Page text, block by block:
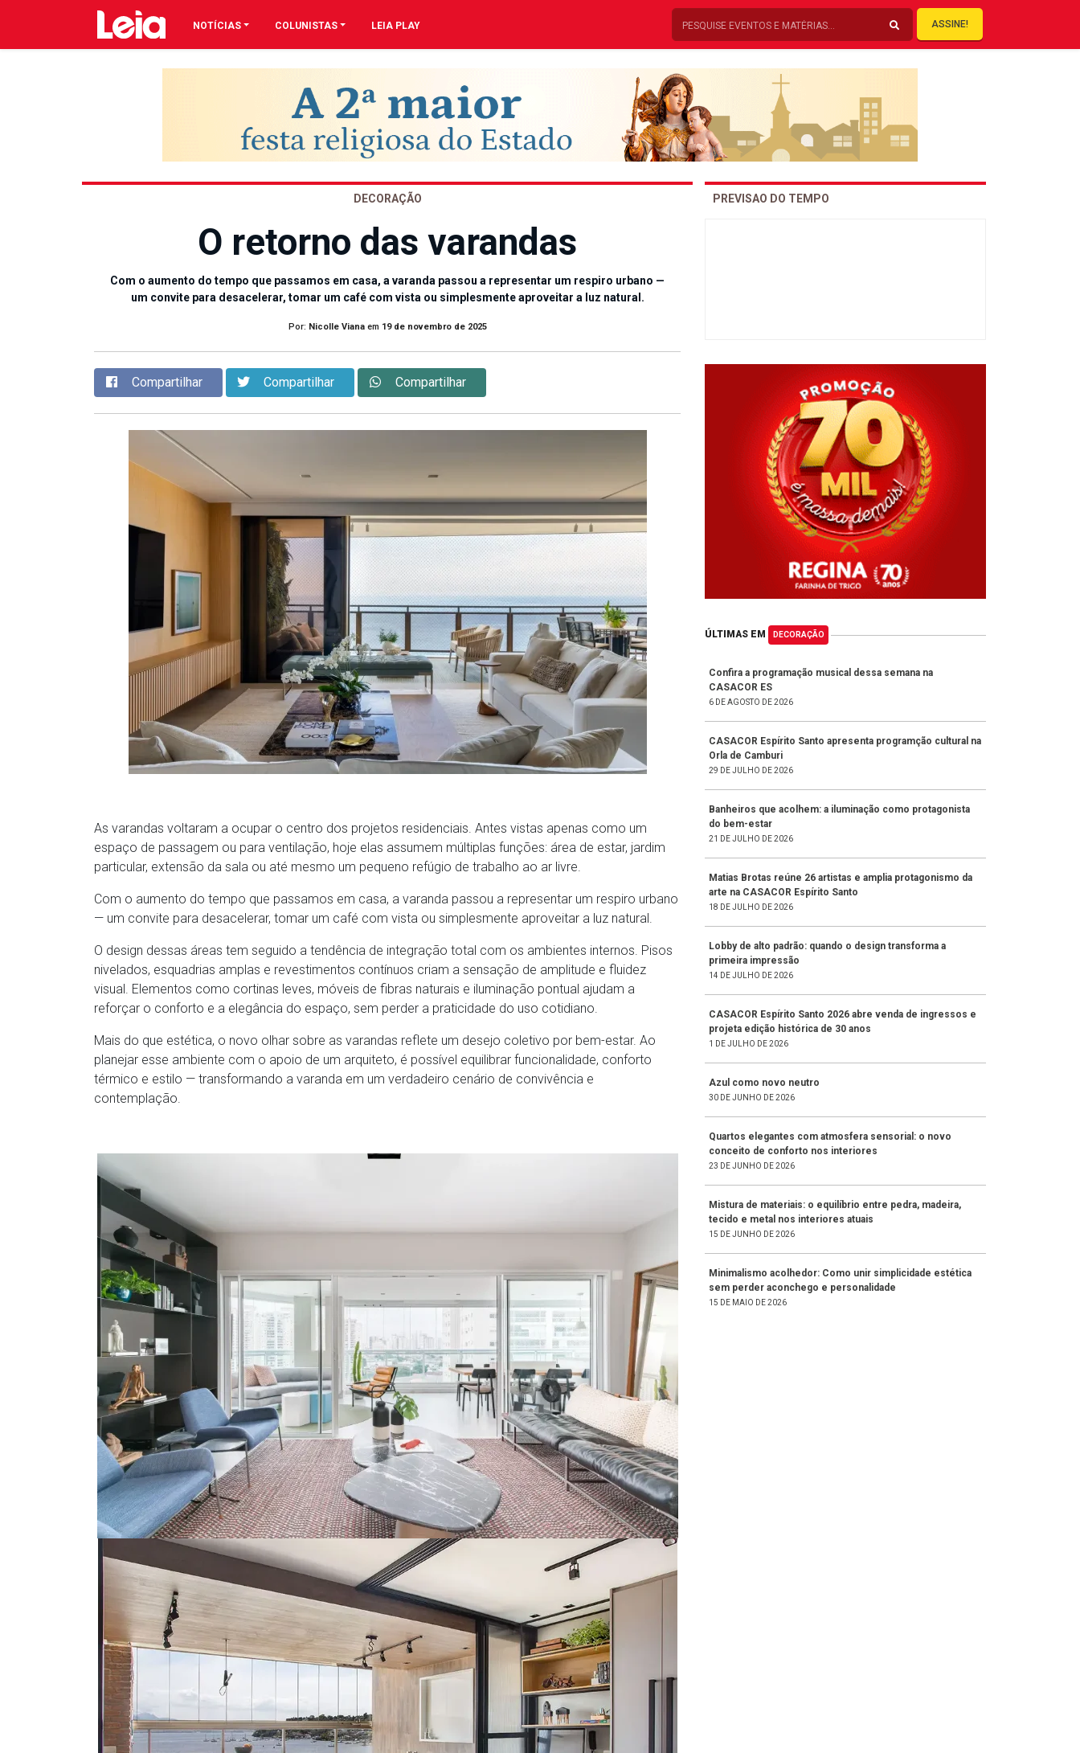
NOTÍCIAS COLUNISTAS LEIA PLAY ASSINE!
DECORAÇÃO
O retorno das varandas
Com o aumento do tempo que passamos em casa, a varanda passou a representar um respiro urbano —
um convite para desacelerar, tomar um café com vista ou simplesmente aproveitar a luz natural.
Por: Nicolle Vianaem 19 de novembro de 2025
Compartilhar Compartilhar Compartilhar
As varandas voltaram a ocupar o centro dos projetos residenciais. Antes vistas apenas como um
espaço de passagem ou para ventilação, hoje elas assumem múltiplas funções: área de estar, jardim
particular, extensão da sala ou até mesmo um pequeno refúgio de trabalho ao ar livre.
Com o aumento do tempo que passamos em casa, a varanda passou a representar um respiro urbano
— um convite para desacelerar, tomar um café com vista ou simplesmente aproveitar a luz natural.
O design dessas áreas tem seguido a tendência de integração total com os ambientes internos. Pisos
nivelados, esquadrias amplas e revestimentos contínuos criam a sensação de amplitude e fluidez
visual. Elementos como cortinas leves, móveis de fibras naturais e iluminação pontual ajudam a
reforçar o conforto e a elegância do espaço, sem perder a praticidade do uso cotidiano.
Mais do que estética, o novo olhar sobre as varandas reflete um desejo coletivo por bem-estar. Ao
planejar esse ambiente com o apoio de um arquiteto, é possível equilibrar funcionalidade, conforto
térmico e estilo — transformando a varanda em um verdadeiro cenário de convivência e
contemplação.
PREVISAO DO TEMPO
ÚLTIMAS EM DECORAÇÃO
Confira a programação musical dessa semana na
CASACOR ES
6 DE AGOSTO DE 2026
CASACOR Espírito Santo apresenta programção cultural na
Orla de Camburi
29 DE JULHO DE 2026
Banheiros que acolhem: a iluminação como protagonista
do bem-estar
21 DE JULHO DE 2026
Matias Brotas reúne 26 artistas e amplia protagonismo da
arte na CASACOR Espírito Santo
18 DE JULHO DE 2026
Lobby de alto padrão: quando o design transforma a
primeira impressão
14 DE JULHO DE 2026
CASACOR Espírito Santo 2026 abre venda de ingressos e
projeta edição histórica de 30 anos
1 DE JULHO DE 2026
Azul como novo neutro
30 DE JUNHO DE 2026
Quartos elegantes com atmosfera sensorial: o novo
conceito de conforto nos interiores
23 DE JUNHO DE 2026
Mistura de materiais: o equilíbrio entre pedra, madeira,
tecido e metal nos interiores atuais
15 DE JUNHO DE 2026
Minimalismo acolhedor: Como unir simplicidade estética
sem perder aconchego e personalidade
15 DE MAIO DE 2026